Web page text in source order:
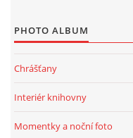
PHOTO ALBUM
Chrášťany
Interiér knihovny
Momentky a noční foto